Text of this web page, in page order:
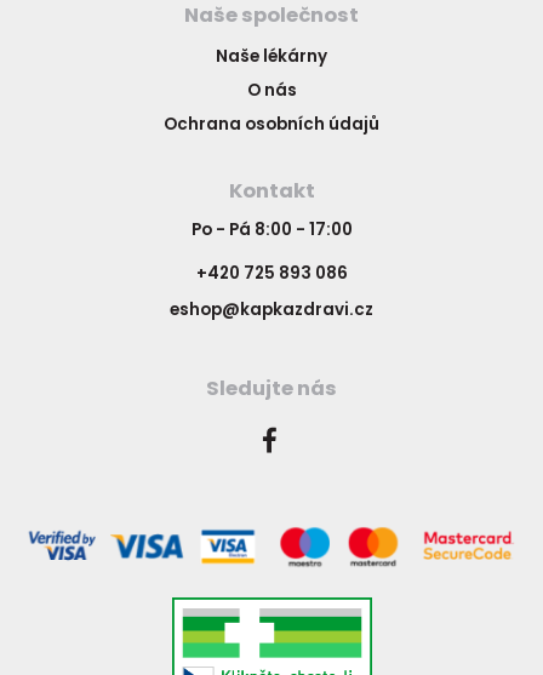
Naše společnost
Naše lékárny
O nás
Ochrana osobních údajů
Kontakt
Po - Pá 8:00 - 17:00
+420 725 893 086
eshop@kapkazdravi.cz
Sledujte nás